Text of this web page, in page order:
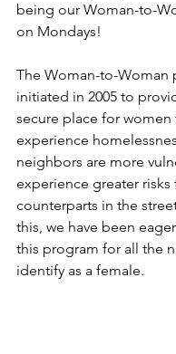
being our Woman-to-
on Mondays!
The Woman-to-Woman
initiated in 2005 to
secure place for women
experience
neighbors are more
experience greater risks
counterparts in the
this, we have been
this program for all the
identify as a female.